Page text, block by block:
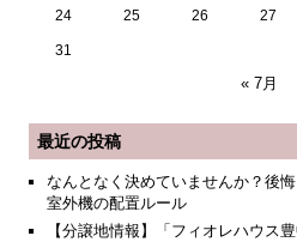
24 25 26 27
31
« 7月
最近の投稿
なんとなく決めていませんか？後
室外機の配置ルール
【分譲地情報】「フィオレハウス